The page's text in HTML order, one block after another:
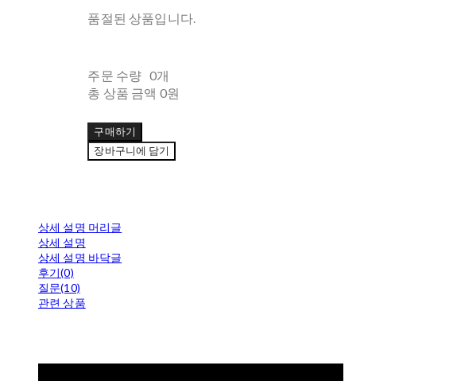
품절된 상품입니다.
주문 수량 0개
총 상품 금액 0원
구매하기
장바구니에 담기
상세 설명 머리글
상세 설명
상세 설명 바닥글
후기(0)
질문(10)
관련 상품